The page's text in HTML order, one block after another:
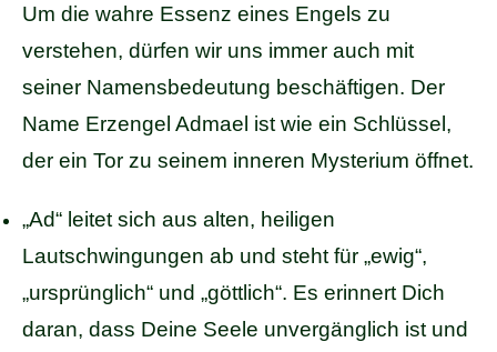
Um die wahre Essenz eines Engels zu
verstehen, dürfen wir uns immer auch mit
seiner Namensbedeutung beschäftigen. Der
Name Erzengel Admael ist wie ein Schlüssel,
der ein Tor zu seinem inneren Mysterium öffnet.
„Ad“ leitet sich aus alten, heiligen
Lautschwingungen ab und steht für „ewig“,
„ursprünglich“ und „göttlich“. Es erinnert Dich
daran, dass Deine Seele unvergänglich ist und